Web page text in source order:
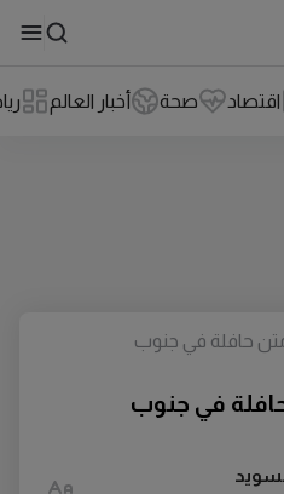
اقتصاد صحة أخبار العالم
في جنوب
حافلة في جنوب